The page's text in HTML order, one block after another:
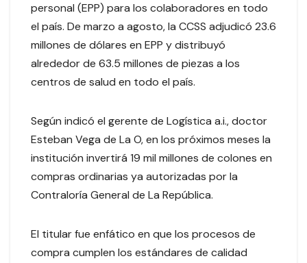
personal (EPP) para los colaboradores en todo
el país. De marzo a agosto, la CCSS adjudicó 23.6
millones de dólares en EPP y distribuyó
alrededor de 63.5 millones de piezas a los
centros de salud en todo el país.
Según indicó el gerente de Logística a.i., doctor
Esteban Vega de La O, en los próximos meses la
institución invertirá 19 mil millones de colones en
compras ordinarias ya autorizadas por la
Contraloría General de La República.
El titular fue enfático en que los procesos de
compra cumplen los estándares de calidad